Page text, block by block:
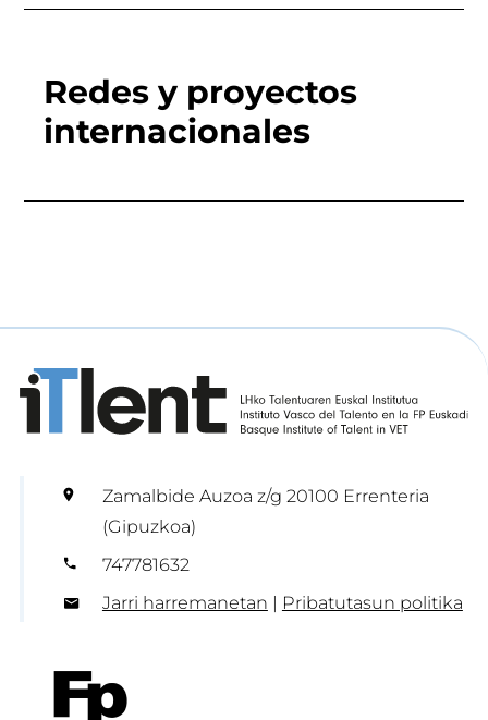
Redes y proyectos
internacionales
Zamalbide Auzoa z/g 20100 Errenteria
(Gipuzkoa)
747781632
Jarri harremanetan | Pribatutasun politika